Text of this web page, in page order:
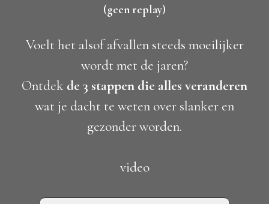
(geen replay)
Voelt het alsof afvallen steeds moeilijker
wordt met de jaren?
Ontdek de 3 stappen die alles veranderen
wat je dacht te weten over slanker en
gezonder worden.
video